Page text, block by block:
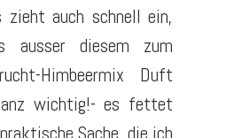
zieht auch schnell ein,
ausser diesem zum
Himbeermix Duft
wichtig!- es fettet
Sache, die ich